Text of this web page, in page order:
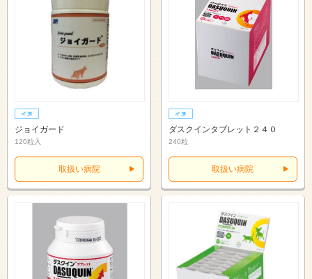
ジョイガード
120粒入
取扱い病院
ダスクインタブレット２４０
240粒
取扱い病院